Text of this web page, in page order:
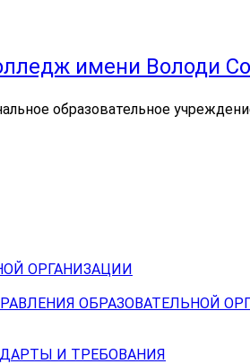
имени Володи
образовательное
ОРГАНИЗАЦИИ
ОБРАЗОВАТЕЛЬНОЙ
И ТРЕБОВАНИЯ